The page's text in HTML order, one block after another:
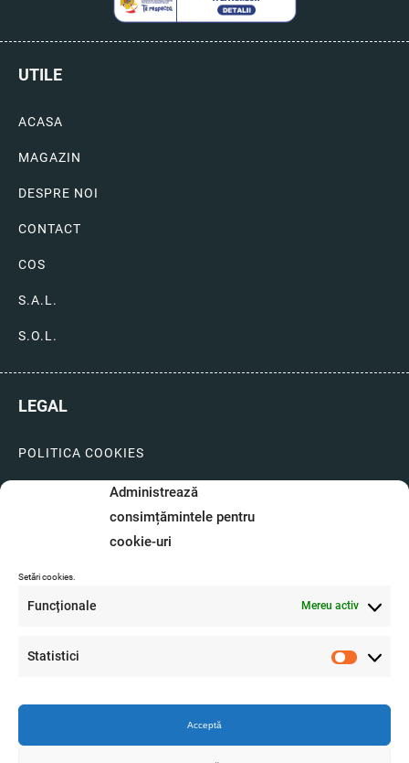
Administrează
consimțămintele pentru
cookie-uri
Setări cookies.
Funcționale Mereu activ
Statistici Statistici
Acceptă
UTILE
ACASA
MAGAZIN
DESPRE NOI
CONTACT
COS
S.A.L.
S.O.L.
LEGAL
POLITICA COOKIES
LIVRARI SI PLATI
GARANTIE SI SERVICE
O.D.R.